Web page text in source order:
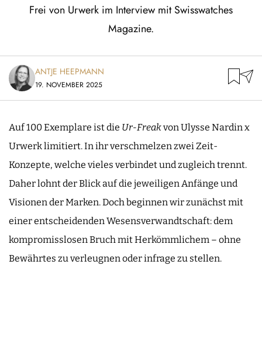
Frei von Urwerk im Interview mit Swisswatches
Magazine.
ANTJE HEEPMANN
19. NOVEMBER 2025
Auf 100 Exemplare ist die Ur-Freakvon Ulysse Nardin x
Urwerk limitiert. In ihr verschmelzen zwei Zeit-
Konzepte, welche vieles verbindet und zugleich trennt.
Daher lohnt der Blick auf die jeweiligen Anfänge und
Visionen der Marken. Doch beginnen wir zunächst mit
einer entscheidenden Wesensverwandtschaft: dem
kompromisslosen Bruch mit Herkömmlichem – ohne
Bewährtes zu verleugnen oder infrage zu stellen.